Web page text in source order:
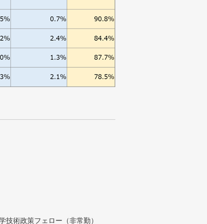
術政策フェロー（非常勤）